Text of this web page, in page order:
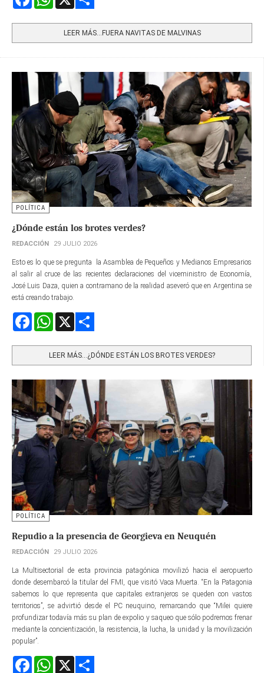
LEER MÁS…FUERA NAVITAS DE MALVINAS
POLÍTICA
¿Dónde están los brotes verdes?
REDACCIÓN 29 JULIO 2026
Esto es lo que se pregunta la Asamblea de Pequeños y Medianos Empresarios
al salir al cruce de las recientes declaraciones del viceministro de Economía,
José Luis Daza, quien a contramano de la realidad aseveró que en Argentina se
está creando trabajo.
FacebookWhatsApp
LEER MÁS…¿DÓNDE ESTÁN LOS BROTES VERDES?
POLÍTICA
Repudio a la presencia de Georgieva en Neuquén
REDACCIÓN 29 JULIO 2026
La Multisectorial de esta provincia patagónica movilizó hacia el aeropuerto
donde desembarcó la titular del FMI, que visitó Vaca Muerta. “En la Patagonia
sabemos lo que representa que capitales extranjeros se queden con vastos
territorios”, se advirtió desde el PC neuquino, remarcando que “Milei quiere
profundizar todavía más su plan de expolio y saqueo que sólo podremos frenar
mediante la concientización, la resistencia, la lucha, la unidad y la movilización
popular”.
FacebookWhatsApp